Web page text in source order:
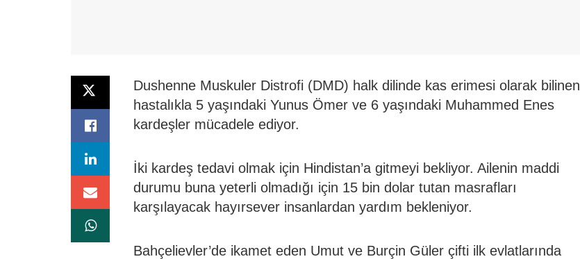
Dushenne Muskuler Distrofi (DMD) halk dilinde kas erimesi olarak bilinen
hastalıkla 5 yaşındaki Yunus Ömer ve 6 yaşındaki Muhammed Enes
kardeşler mücadele ediyor.
İki kardeş tedavi olmak için Hindistan’a gitmeyi bekliyor. Ailenin maddi
durumu buna yeterli olmadığı için 15 bin dolar tutan masrafları
karşılayacak hayırsever insanlardan yardım bekleniyor.
Bahçelievler’de ikamet eden Umut ve Burçin Güler çifti ilk evlatlarında